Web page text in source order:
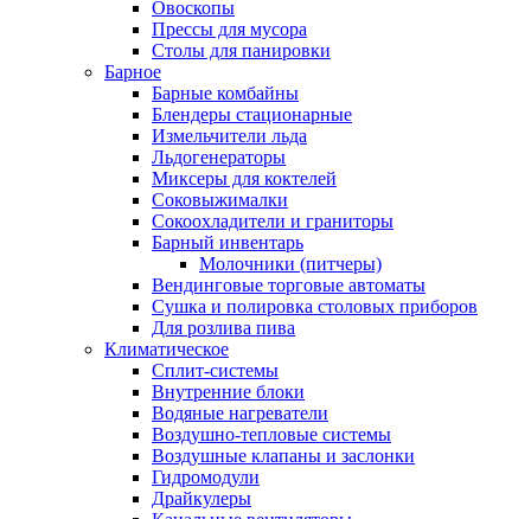
Овоскопы
Прессы для мусора
Столы для панировки
Барное
Барные комбайны
Блендеры стационарные
Измельчители льда
Льдогенераторы
Миксеры для коктелей
Соковыжималки
Сокоохладители и граниторы
Барный инвентарь
Молочники (питчеры)
Вендинговые торговые автоматы
Сушка и полировка столовых приборов
Для розлива пива
Климатическое
Сплит-системы
Внутренние блоки
Водяные нагреватели
Воздушно-тепловые системы
Воздушные клапаны и заслонки
Гидромодули
Драйкулеры